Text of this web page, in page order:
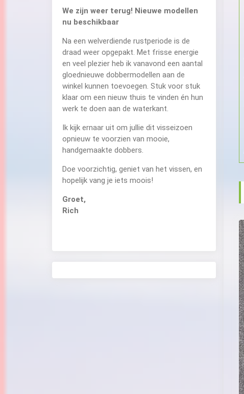
We zijn weer terug! Nieuwe modellen
nu beschikbaar
Na een welverdiende rustperiode is de
draad weer opgepakt. Met frisse energie
en veel plezier heb ik vanavond een aantal
gloednieuwe dobbermodellen aan de
winkel kunnen toevoegen. Stuk voor stuk
klaar om een nieuw thuis te vinden én hun
werk te doen aan de waterkant.
Ik kijk ernaar uit om jullie dit visseizoen
opnieuw te voorzien van mooie,
handgemaakte dobbers.
Doe voorzichtig, geniet van het vissen, en
hopelijk vang je iets moois!
Groet,
Rich